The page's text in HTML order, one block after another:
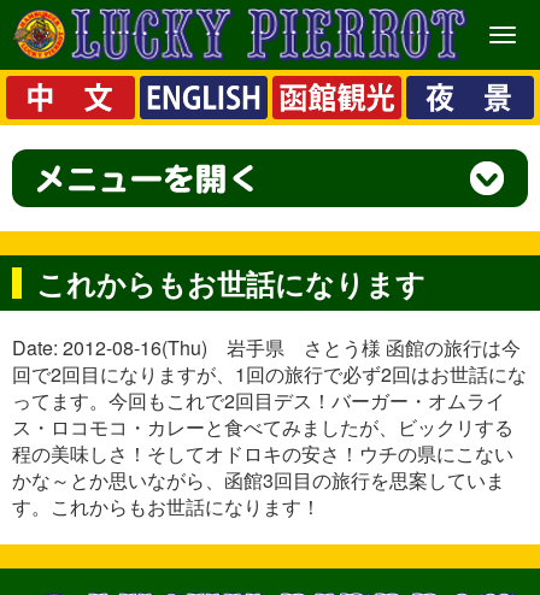
メ
ニ
ュ
ー
これからもお世話になります
Date: 2012-08-16(Thu) 岩手県 さとう様 函館の旅行は今
回で2回目になりますが、1回の旅行で必ず2回はお世話にな
ってます。今回もこれで2回目デス！バーガー・オムライ
ス・ロコモコ・カレーと食べてみましたが、ビックリする
程の美味しさ！そしてオドロキの安さ！ウチの県にこない
かな～とか思いながら、函館3回目の旅行を思案していま
す。これからもお世話になります！